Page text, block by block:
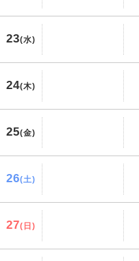
23(水)
24(木)
25(金)
26(土)
27(日)